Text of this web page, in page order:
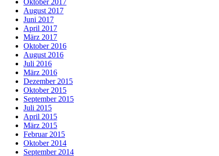
August 2017
Juni 2017
April 2017
März 2017
Oktober 2016
August 2016
Juli 2016
März 2016
Dezember 2015
Oktober 2015
September 2015
Juli 2015
April 2015
März 2015
Februar 2015
Oktober 2014
September 2014